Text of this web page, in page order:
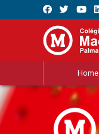
Home